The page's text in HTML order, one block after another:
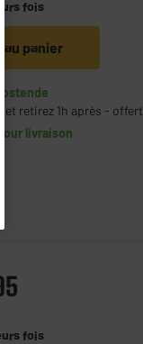
fois
au panier
et retirez 1h après - offert
livraison
fois